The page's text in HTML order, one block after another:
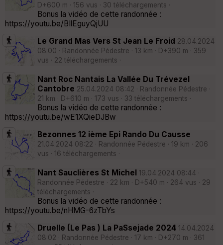
D+600 m · 156 vus · 30 téléchargements ·
Bonus la vidéo de cette randonnée :
https://youtu.be/BIlEguyQjUU
Le Grand Mas Vers St Jean Le Froid 28.04.2024
08:00 · Randonnée Pédestre · 13 km · D+390 m · 359
vus · 22 téléchargements ·
Nant Roc Nantais La Vallée Du Trévezel
Cantobre 25.04.2024 08:42 · Randonnée Pédestre ·
21 km · D+610 m · 173 vus · 33 téléchargements ·
Bonus la vidéo de cette randonnée :
https://youtu.be/wE1XQieDJBw
Bezonnes 12 ième Epi Rando Du Causse
21.04.2024 08:22 · Randonnée Pédestre · 19 km · 206
vus · 16 téléchargements ·
Nant Sauclières St Michel 19.04.2024 08:44 ·
Randonnée Pédestre · 22 km · D+540 m · 264 vus · 29
téléchargements ·
Bonus la vidéo de cette randonnée :
https://youtu.be/nHMG-6zTbYs
Druelle (Le Pas ) La PaSsejade 2024 14.04.2024
08:02 · Randonnée Pédestre · 17 km · D+270 m · 361